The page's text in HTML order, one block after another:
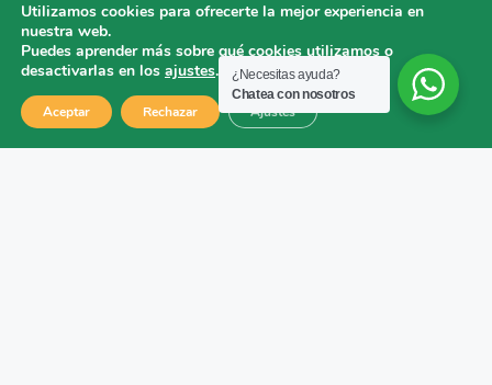
Utilizamos cookies para ofrecerte la mejor experiencia en
nuestra web.
Puedes aprender más sobre qué cookies utilizamos o
desactivarlas en los ajustes.
Aceptar Rechazar Ajustes
¿Necesitas ayuda?
Chatea con nosotros